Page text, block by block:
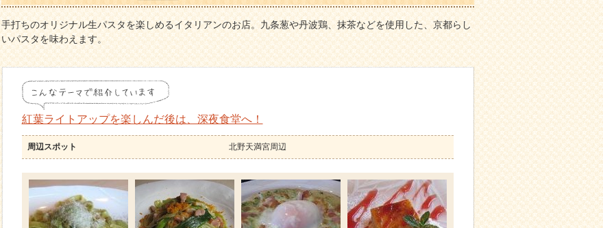
手打ちのオリジナル生パスタを楽しめるイタリアンのお店。九条葱や丹波鶏、抹茶などを使用した、京都らし
いパスタを味わえます。
紅葉ライトアップを楽しんだ後は、深夜食堂へ！
周辺スポット 北野天満宮周辺